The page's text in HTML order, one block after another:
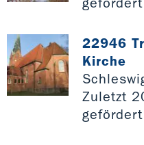
22946
Kirche
Zuletzt
gefördert